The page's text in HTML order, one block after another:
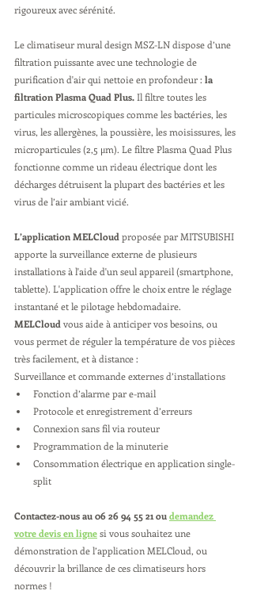
rigoureux avec sérénité.
Le climatiseur mural design MSZ-LN dispose d’une
filtration puissante avec une technologie de
purification d'air qui nettoie en profondeur : la
filtration Plasma Quad Plus. Il filtre toutes les
particules microscopiques comme les bactéries, les
virus, les allergènes, la poussière, les moisissures, les
microparticules (2,5 μm). Le filtre Plasma Quad Plus
fonctionne comme un rideau électrique dont les
décharges détruisent la plupart des bactéries et les
virus de l’air ambiant vicié.
L’application MELCloud proposée par MITSUBISHI
apporte la surveillance externe de plusieurs
installations à l'aide d'un seul appareil (smartphone,
tablette). L'application offre le choix entre le réglage
instantané et le pilotage hebdomadaire.
MELCloud vous aide à anticiper vos besoins, ou
vous permet de réguler la température de vos pièces
très facilement, et à distance :
Surveillance et commande externes d’installations
Fonction d’alarme par e-mail
Protocole et enregistrement d’erreurs
Connexion sans fil via routeur
Programmation de la minuterie
Consommation électrique en application single-
split
Contactez-nous au 06 26 94 55 21 ou demandez
votre devis en ligne si vous souhaitez une
démonstration de l’application MELCloud, ou
découvrir la brillance de ces climatiseurs hors
normes !